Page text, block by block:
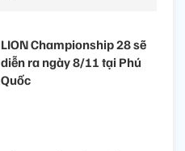
LION Championship 28 sẽ
diễn ra ngày 8/11 tại Phú
Quốc